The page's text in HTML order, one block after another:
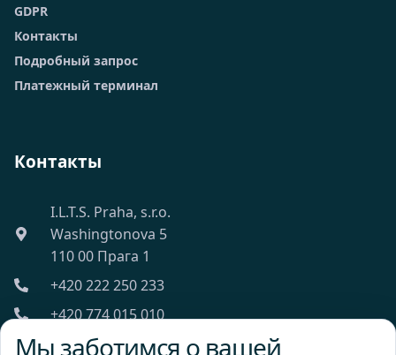
GDPR
Контакты
Подробный запрос
Платежный терминал
Контакты
I.L.T.S. Praha, s.r.o.
Washingtonova 5
110 00 Прага 1
+420 222 250 233
+420 774 015 010
ilts@ilts.cz
Мы заботимся о вашей